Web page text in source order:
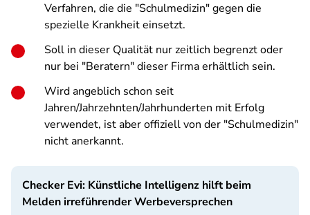
Verfahren, die die "Schulmedizin" gegen die
spezielle Krankheit einsetzt.
Soll in dieser Qualität nur zeitlich begrenzt oder
nur bei "Beratern" dieser Firma erhältlich sein.
Wird angeblich schon seit
Jahren/Jahrzehnten/Jahrhunderten mit Erfolg
verwendet, ist aber offiziell von der "Schulmedizin"
nicht anerkannt.
Checker Evi: Künstliche Intelligenz hilft beim
Melden irreführender Werbeversprechen